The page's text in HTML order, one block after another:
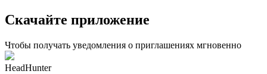
Скачайте приложение
Чтобы получать уведомления о приглашениях мгновенно
HeadHunter